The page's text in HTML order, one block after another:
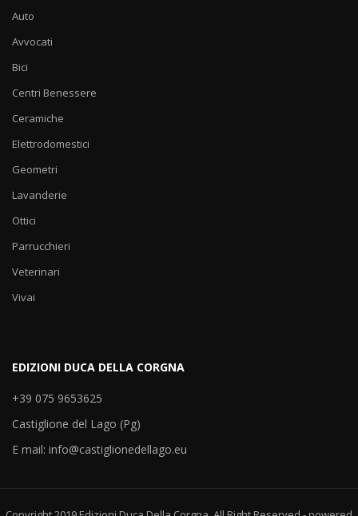
Auto
Avvocati
Bici
Centri Benessere
Ceramiche
Elettrodomestici
Geometri
Lavanderie
Ottici
Parrucchieri
Veterinari
Vivai
EDIZIONI DUCA DELLA CORGNA
+39 075 9653625
Castiglione del Lago (Pg)
E mail: info@castiglionedellago.eu